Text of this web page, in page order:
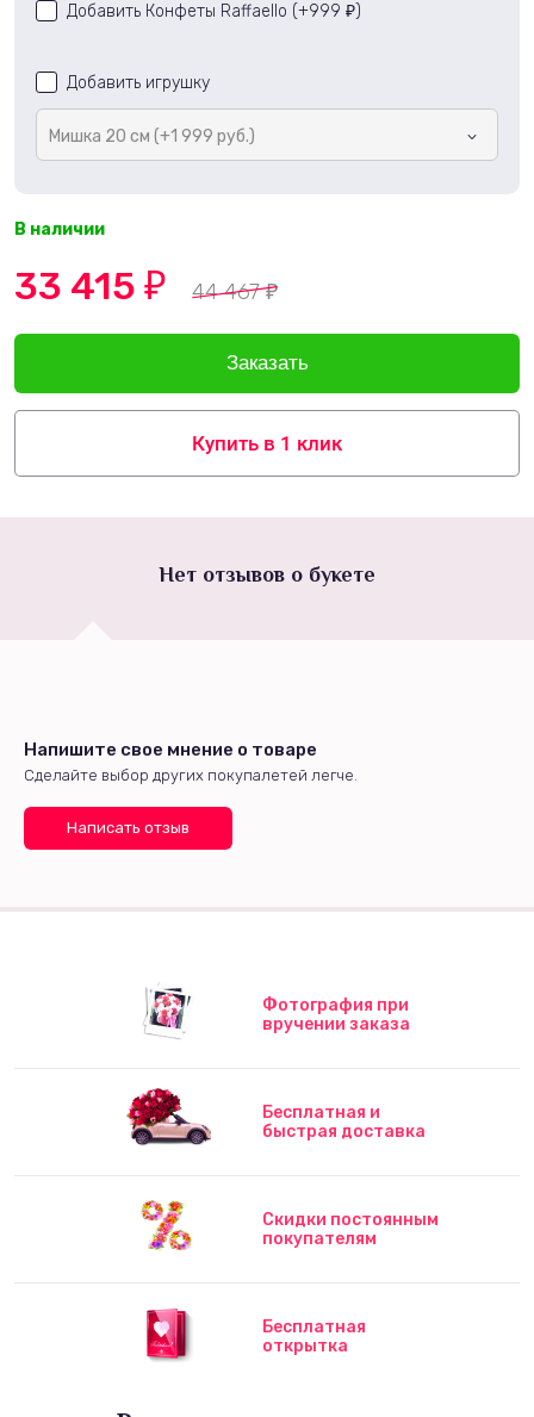
Добавить Конфеты Raffaello (+999 ₽ )
Добавить игрушку
Мишка 20 см (+1 999 руб.)
В наличии
33 415 ₽ 44 467₽
Купить в 1 клик
Нет отзывов о букете
Напишите свое мнение о товаре
Сделайте выбор других покупалетей легче.
Написать отзыв
Фотография при
вручении заказа
Бесплатная и
быстрая доставка
Скидки постоянным
покупателям
Бесплатная
открытка